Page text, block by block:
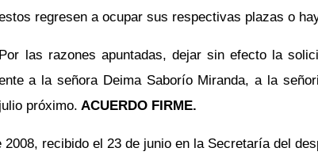
regresen a ocupar sus respectivas plazas o
las razones apuntadas, dejar sin efecto la
a la señora Deima Saborío Miranda, a la
próximo. ACUERDO FIRME.
recibido el 23 de junio en la Secretaría del